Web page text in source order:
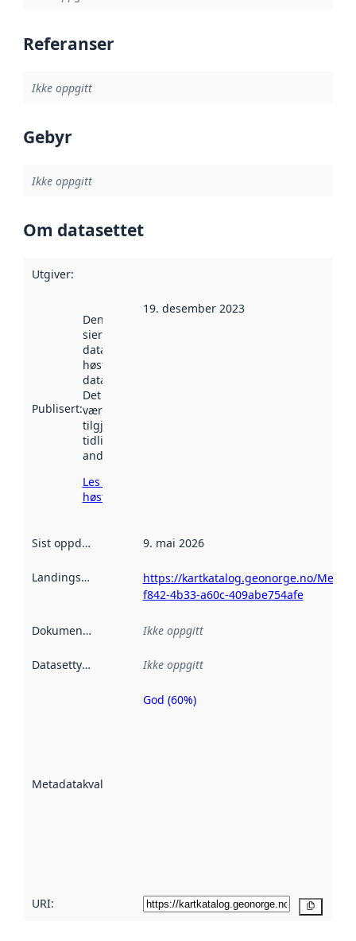
Referanser
Ikke oppgitt
Gebyr
Ikke oppgitt
Om datasettet
Utgiver:
Publisert:
Denne datoen
sier når
datasettet ble
høstet av
data.norge.no.
Det kan ha
vært
tilgjengelig
tidligere
andre steder.
Les mer om
høsting her
19. desember 2023
Sist oppdatert 9. mai 2026
Landingsside
https://kartkatalog.geonorge.no/
f842-4b33-a60c-409abe754afe
Dokumentasjon Ikke oppgitt
Datasettype Ikke oppgitt
Metadatakvalitet
Metadatakvalitet
God (60%)
URI: